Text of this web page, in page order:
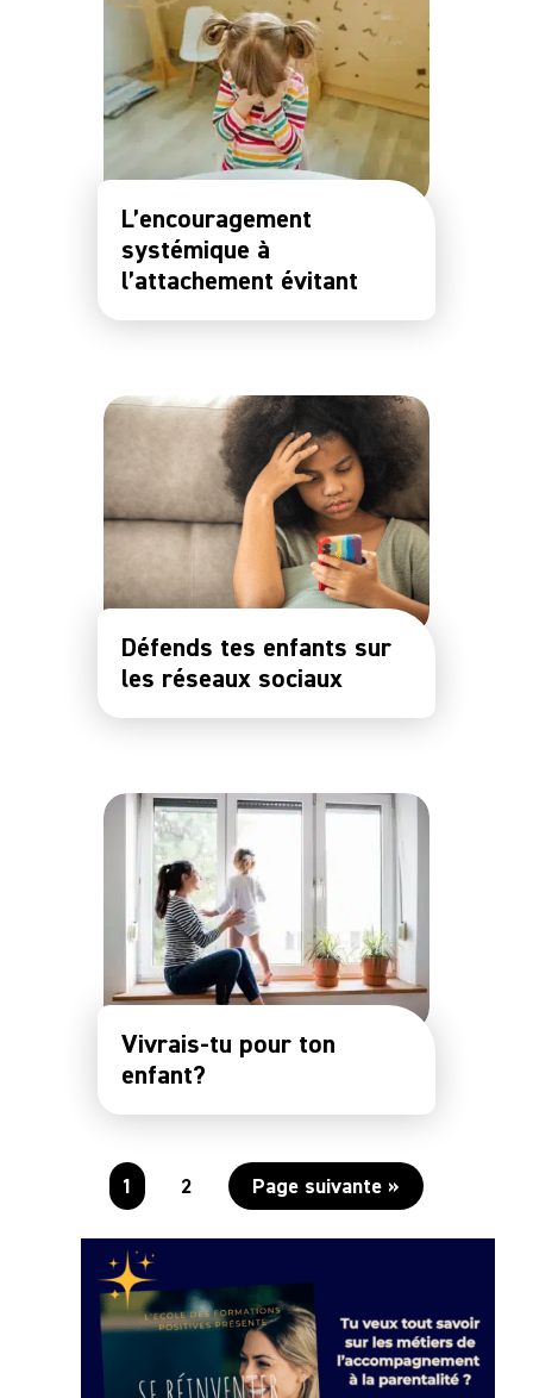
L’encouragement
systémique à
l’attachement évitant
Défends tes enfants sur
les réseaux sociaux
Vivrais-tu pour ton
enfant?
1 2 Page suivante »